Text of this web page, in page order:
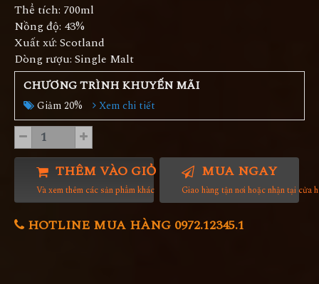
Thể tích: 700ml
Nồng độ: 43%
Xuất xứ: Scotland
Dòng rượu: Single Malt
CHƯƠNG TRÌNH KHUYẾN MÃI
Giảm 20% Xem chi tiết
THÊM VÀO GIỎ HÀNG
Và xem thêm các sản phẩm khác
MUA NGAY
Giao hàng tận nơi hoặc nhận tại cửa
HOTLINE MUA HÀNG 0972.12345.1